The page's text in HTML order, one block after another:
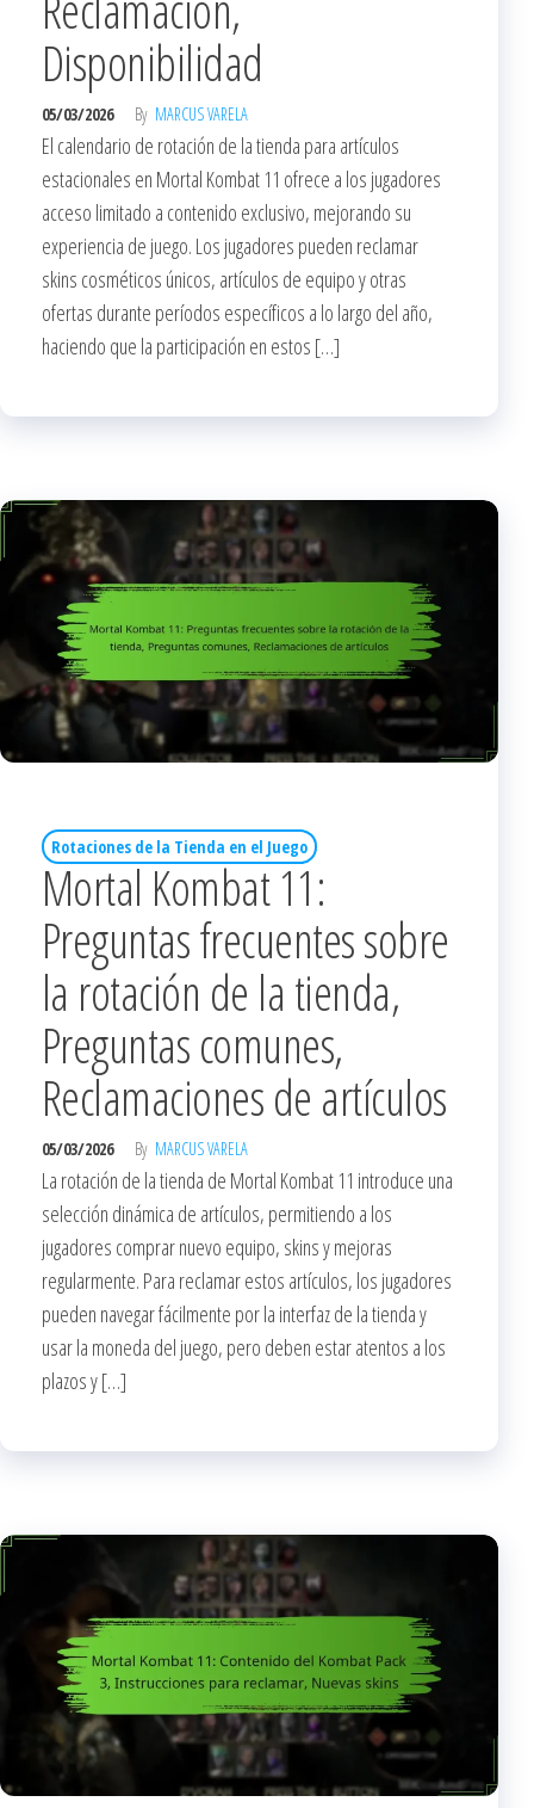
Disponibilidad
05/03/2026 By MARCUS VARELA
El calendario de rotación de la tienda para artículos
estacionales en Mortal Kombat 11 ofrece a los jugadores
acceso limitado a contenido exclusivo, mejorando su
experiencia de juego. Los jugadores pueden reclamar
skins cosméticos únicos, artículos de equipo y otras
ofertas durante períodos específicos a lo largo del año,
haciendo que la participación en estos […]
Rotaciones de la Tienda en el Juego
Mortal Kombat 11:
Preguntas frecuentes sobre
la rotación de la tienda,
Preguntas comunes,
Reclamaciones de artículos
05/03/2026 By MARCUS VARELA
La rotación de la tienda de Mortal Kombat 11 introduce una
selección dinámica de artículos, permitiendo a los
jugadores comprar nuevo equipo, skins y mejoras
regularmente. Para reclamar estos artículos, los jugadores
pueden navegar fácilmente por la interfaz de la tienda y
usar la moneda del juego, pero deben estar atentos a los
plazos y […]